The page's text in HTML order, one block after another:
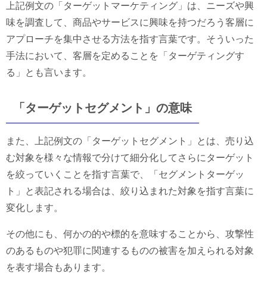
上記例文の「ターゲットマーケティング」は、ニーズや興
味を調査して、商品やサービスに興味を持つだろう客層に
アプローチを集中させる方法を指す言葉です。そういった
手法において、客層を定めることを「ターゲティングす
る」とも言います。
「ターゲットセグメント」の意味
また、上記例文の「ターゲットセグメント」とは、売り込
む対象を様々な情報で分けて細分化してさらにターゲット
を絞っていくことを指す言葉で、「セグメントターゲッ
ト」と表記される場合は、絞り込まれた対象を指す言葉に
変化します。
その他にも、何かの的や標的を意味することから、攻撃性
のあるものや犯罪に関連するものの被害を加えられる対象
を表す場合もあります。